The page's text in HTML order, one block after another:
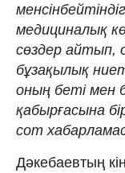
медициналық
сөздер айтып,
бұзақылық
оның беті мен
қабырғасына
сот
Дәкебаевтың